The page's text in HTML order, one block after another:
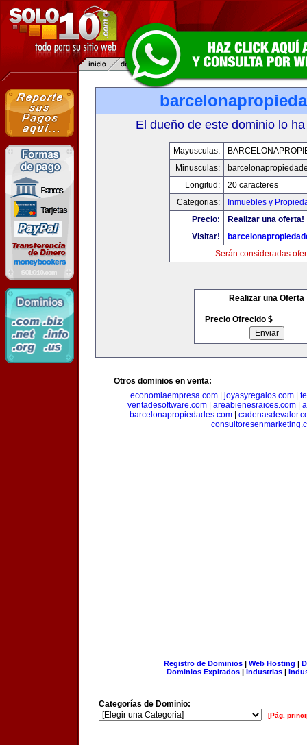
El dueño de este dominio lo
Mayusculas:
Minusculas:
Longitud:
20 caracteres
Categorias:
Inmuebles y
Precio:
Realizar una oferta!
Visitar!
Serán consideradas
Realizar una Oferta
Precio Ofrecido $
Otros dominios en venta:
economiaempresa.com
joyasyregalos.com
ventadesoftware.com| areabienesraices.com|
barcelonapropiedades.com|
Registro de Dominios| Web Hosting |
Dominios Expirados | Industrias |
Categorías de Dominio:
[Pág.